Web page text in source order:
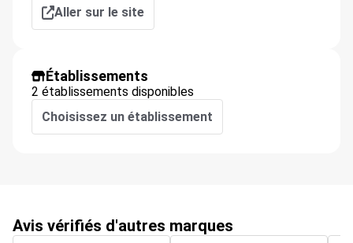
Aller sur le site
Établissements
2 établissements disponibles
Choisissez un établissement
Avis vérifiés d'autres marques